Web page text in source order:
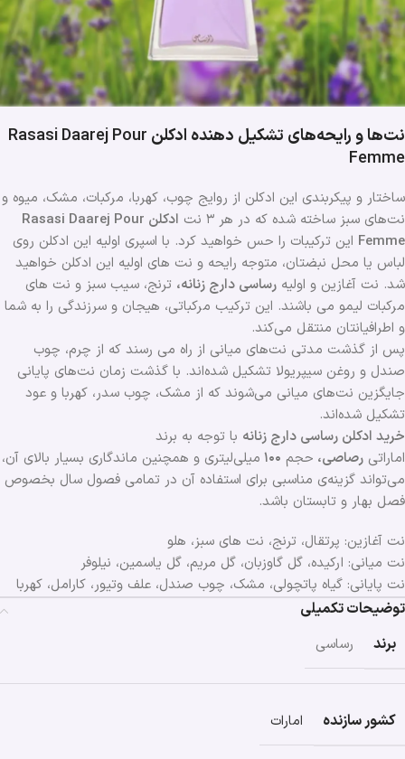
نت‌ها و رایحه‌های تشکیل دهنده ادکلن Rasasi Daarej Pour
Femme
ساختار و پیکربندی این ادکلن از روایج چوب، کهربا، مرکبات، مشک، میوه و
نت‌های سبز ساخته شده که در هر ۳ نت
ادکلن Rasasi Daarej Pour
Femme این ترکیبات را حس خواهید کرد. با اسپری اولیه این ادکلن روی
لباس یا محل نبضتان، متوجه رایحه و نت های اولیه این ادکلن خواهید
شد. نت‌ آغازین و اولیه رساسی دارج زنانه، ترنج، سیب سبز و نت های
مرکبات لیمو می باشند. این ترکیب مرکباتی، هیجان و سرزندگی را به شما
و اطرافیانتان منتقل می‌کند.
پس از گذشت مدتی نت‌های میانی از راه می رسند که از چرم، چوب
صندل و روغن سیپریولا تشکیل شده‌اند. با گذشت زمان نت‌های پایانی
جایگزین نت‌های میانی می‌شوند که از مشک، چوب سدر، کهربا و عود
تشکیل شده‌اند.
خرید ادکلن رساسی دارج زنانه با توجه به برند
اماراتی رصاصی، حجم ۱۰۰ میلی‌لیتری و همچنین ماندگاری بسیار بالای آن،
می‌تواند گزینه‌ی مناسبی برای استفاده آن در تمامی فصول سال بخصوص
فصل بهار و تابستان باشد.
نت آغازین: پرتقال، ترنج، نت های سبز، هلو
نت میانی: ارکیده، گل گاوزبان، گل مریم، گل یاسمین، نیلوفر
نت پایانی: گیاه پاتچولی، مشک، چوب صندل، علف وتیور، کارامل، کهربا
توضیحات تکمیلی
برند
رساسی
کشور سازنده امارات